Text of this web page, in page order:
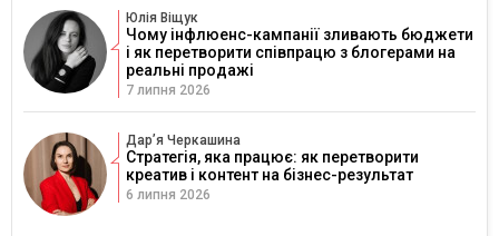
Юлія Віщук
Чому інфлюенс-кампанії зливають бюджети
і як перетворити співпрацю з блогерами на
реальні продажі
7 липня 2026
Дарʼя Черкашина
Стратегія, яка працює: як перетворити
креатив і контент на бізнес-результат
6 липня 2026